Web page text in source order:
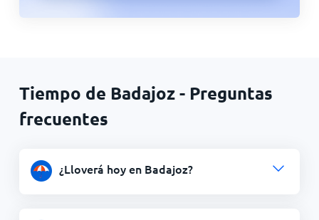
Tiempo de Badajoz - Preguntas
frecuentes
¿Lloverá hoy en Badajoz?